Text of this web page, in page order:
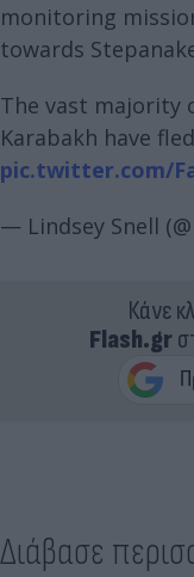
monitoring
towards
The vast majority
Karabakh have
pic.twitter.com/
— Lindsey Snell
Κάνε
Flash.gr
Διάβασε